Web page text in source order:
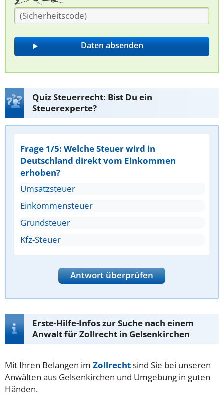
Quiz Steuerrecht: Bist Du ein
Steuerexperte?
Frage 1/5: Welche Steuer wird in
Deutschland direkt vom Einkommen
erhoben?
Umsatzsteuer
Einkommensteuer
Grundsteuer
Kfz-Steuer
Antwort überprüfen
Erste-Hilfe-Infos zur Suche nach einem
Anwalt für Zollrecht in Gelsenkirchen
Mit Ihren Belangen im Zollrechtsind Sie bei unseren
Anwälten aus Gelsenkirchen und Umgebung in guten
Händen.